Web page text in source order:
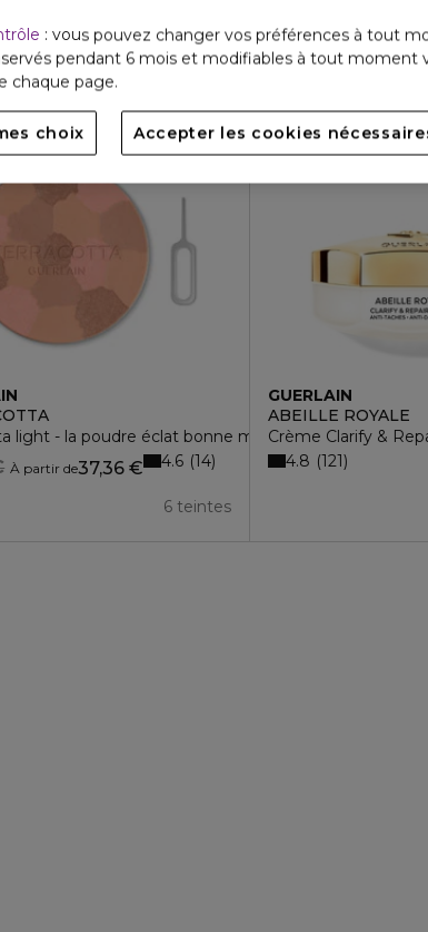
light - la poudre éclat bonne mine naturelle 96%
À partir de37,36 €
6 teintes
4.6 14
GUERLAIN
ABEILLE ROYALE
Crème Clarify &
4.8 121
: vous pouvez changer vos préférences à tout
pendant 6 mois et modifiables à tout moment
chaque page.
choix Accepter les cookies